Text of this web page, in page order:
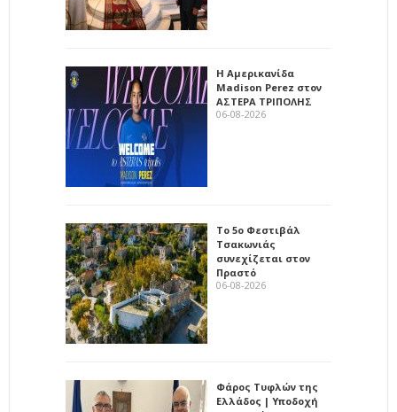
Η Αμερικανίδα
Madison Perez στον
ΑΣΤΕΡΑ ΤΡΙΠΟΛΗΣ
06-08-2026
Το 5ο Φεστιβάλ
Τσακωνιάς
συνεχίζεται στον
Πραστό
06-08-2026
Φάρος Τυφλών της
Ελλάδος | Υποδοχή